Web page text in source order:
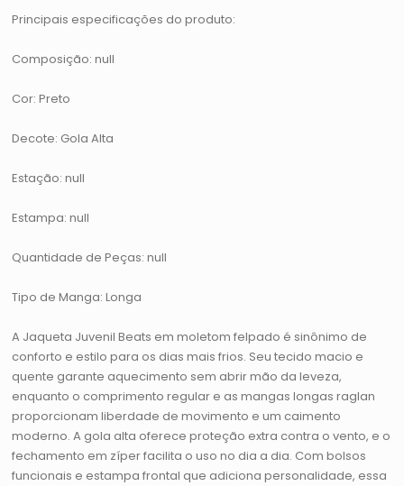
Principais especificações do produto:
Composição: null
Cor: Preto
Decote: Gola Alta
Estação: null
Estampa: null
Quantidade de Peças: null
Tipo de Manga: Longa
A Jaqueta Juvenil Beats em moletom felpado é sinônimo de
conforto e estilo para os dias mais frios. Seu tecido macio e
quente garante aquecimento sem abrir mão da leveza,
enquanto o comprimento regular e as mangas longas raglan
proporcionam liberdade de movimento e um caimento
moderno. A gola alta oferece proteção extra contra o vento, e o
fechamento em zíper facilita o uso no dia a dia. Com bolsos
funcionais e estampa frontal que adiciona personalidade, essa